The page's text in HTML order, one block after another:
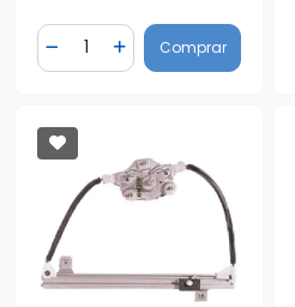
Diminuir Quantidade
Quantidade
Adicionar Quantidade
Comprar